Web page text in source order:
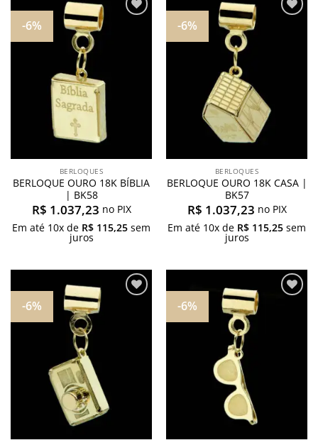
-6%
BERLOQUES
BERLOQUE OURO 18K BÍBLIA
| BK58
R$ 1.037,23 no PIX
Em até 10x de R$ 115,25 sem
juros
-6%
BERLOQUES
BERLOQUE OURO 18K CASA |
BK57
R$ 1.037,23 no PIX
Em até 10x de R$ 115,25 sem
juros
-6% -6%